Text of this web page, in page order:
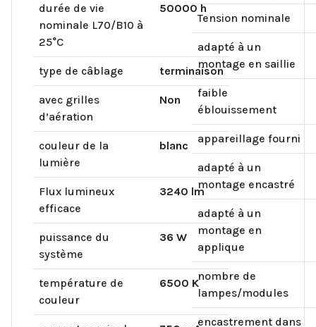
durée de vie
nominale L70/B10 à
25°C
50000 h
type de câblage terminaison
avec grilles
d’aération
Non
couleur de la
lumière
blanc
Flux lumineux
efficace
3240 lm
puissance du
système
36 W
température de
couleur
6500 K
Tension nominale
adapté à un
montage en saillie
faible
éblouissement
appareillage fourni
adapté à un
montage encastré
adapté à un
montage en
applique
nombre de
lampes/modules
encastrement dans